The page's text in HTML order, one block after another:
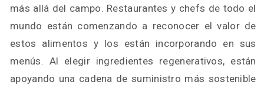
más allá del campo. Restaurantes y chefs de todo el
mundo están comenzando a reconocer el valor de
estos alimentos y los están incorporando en sus
menús. Al elegir ingredientes regenerativos, están
apoyando una cadena de suministro más sostenible